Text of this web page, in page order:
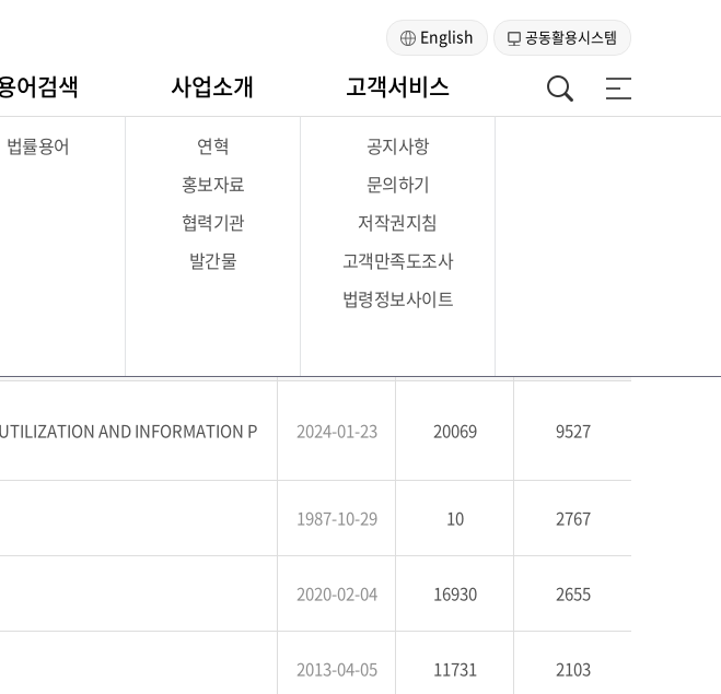
English 공동활용시스템
어검색
법률용어
사업소개
연혁
홍보자료
협력기관
발간물
고객서비스
공지사항
문의하기
저작권지침
고객만족도조사
법령정보사이트
최근1달
법령명12007건
AND INFORMATION P
2024-01-23 20069 9527
1987-10-29 10 2767
2020-02-04 16930 2655
2013-04-05 11731 2103